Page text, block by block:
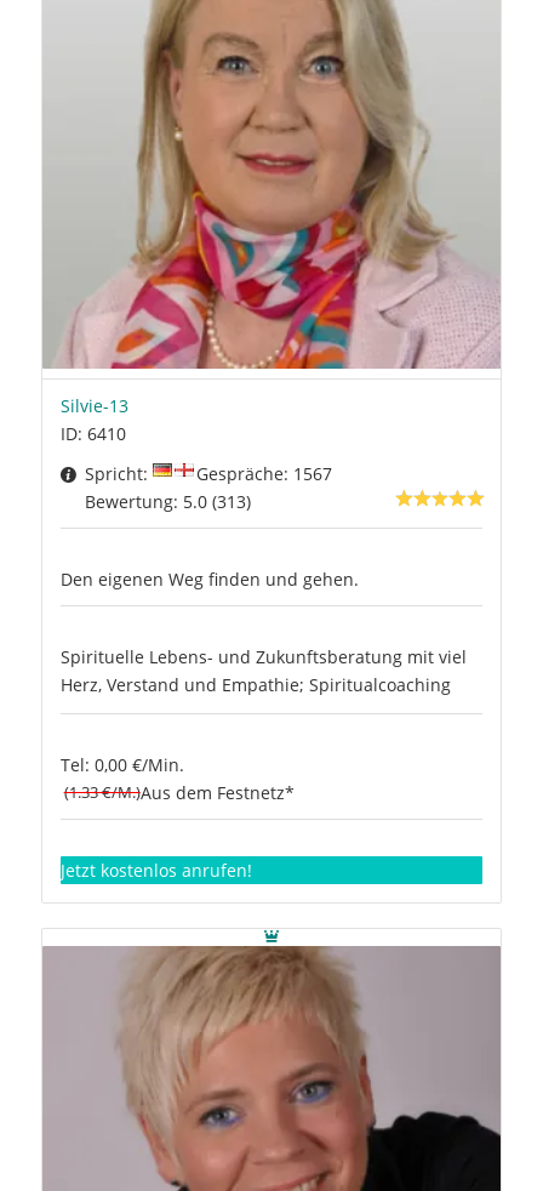
Silvie-13
ID: 6410
Spricht:
Gespräche: 1567
Bewertung: 5.0 (313)
Den eigenen Weg finden und gehen.
Spirituelle Lebens- und Zukunftsberatung mit viel
Herz, Verstand und Empathie; Spiritualcoaching
Tel: 0,00 €/Min.
(1.33 €/M.)Aus dem Festnetz*
Jetzt kostenlos anrufen!